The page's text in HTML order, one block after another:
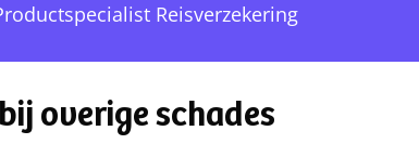
Reisverzekering
overige schades